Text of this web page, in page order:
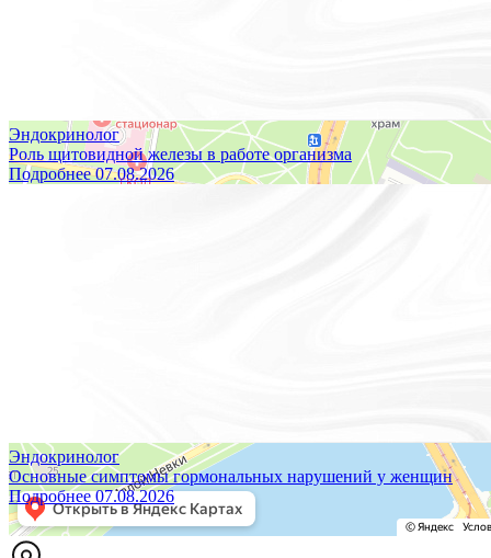
Эндокринолог
Роль щитовидной железы в работе организма
Подробнее07.08.2026
Эндокринолог
Основные симптомы гормональных нарушений у женщин
Подробнее07.08.2026